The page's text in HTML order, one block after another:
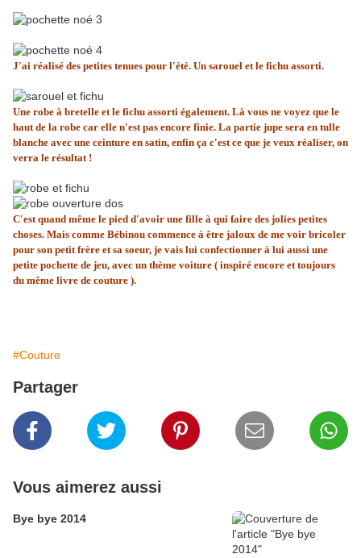
J'ai réalisé des petites tenues pour l'été. Un sarouel et le fichu assorti.
Une robe à bretelle et le fichu assorti également. Là vous ne voyez que le
haut de la robe car elle n'est pas encore finie. La partie jupe sera en tulle
blanche avec une ceinture en satin, enfin ça c'est ce que je veux réaliser, on
verra le résultat !
C'est quand même le pied d'avoir une fille à qui faire des jolies petites
choses. Mais comme Bébinou commence à être jaloux de me voir bricoler
pour son petit frère et sa soeur, je vais lui confectionner à lui aussi une
petite pochette de jeu, avec un thème voiture ( inspiré encore et toujours
du même livre de couture ).
#Couture
Partager
Vous aimerez aussi
Bye bye 2014